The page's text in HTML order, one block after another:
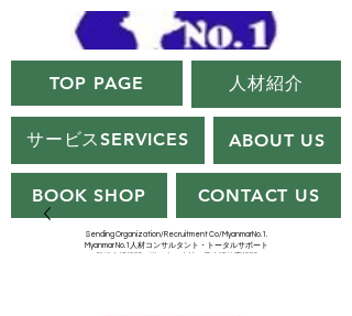
TOP PAGE 人材紹介
サービスSERVICES ABOUT US
BOOK SHOP CONTACT US
Sending Organization/Recruitment Co/MyanmarNo.1.
Myanmar No.1人材コンサルタント・トータルサポート